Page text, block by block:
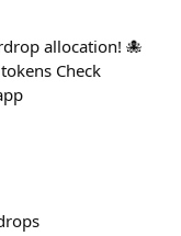
allocation! 🐙
Check